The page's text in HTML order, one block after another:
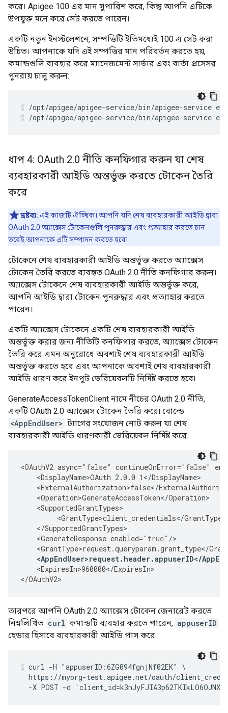
করে। Apigee 100 এর মান সুপারিশ করে, কিন্তু আপনি এটিকে
উপযুক্ত মনে করে সেট করতে পারেন।
একটি নতুন ইনস্টলেশনে, সম্পত্তিটি ইতিমধ্যেই 100 এ সেট করা
উচিত। আপনাকে যদি এই সম্পত্তির মান পরিবর্তন করতে হয়,
কমান্ডগুলি ব্যবহার করে ম্যানেজমেন্ট সার্ভার এবং বার্তা প্রসেসর
পুনরায় চালু করুন:
/opt/apigee/apigee-service/bin/apigee-service
ধাপ 4: OAuth 2.0 নীতি কনফিগার করুন যা শেষ
ব্যবহারকারী আইডি অন্তর্ভুক্ত করতে টোকেন তৈরি
করে
দ্রষ্টব্য: এই কাজটি ঐচ্ছিক। আপনি যদি শেষ ব্যবহারকারী আইডি দ্বারা
OAuth 2.0 অ্যাক্সেস টোকেনগুলি পুনরুদ্ধার এবং প্রত্যাহার করতে চান
তবেই আপনাকে এটি সম্পাদন করতে হবে৷
টোকেনে শেষ ব্যবহারকারী আইডি অন্তর্ভুক্ত করতে অ্যাক্সেস
টোকেন তৈরি করতে ব্যবহৃত OAuth 2.0 নীতি কনফিগার করুন।
অ্যাক্সেস টোকেনে শেষ ব্যবহারকারী আইডি অন্তর্ভুক্ত করে,
আপনি আইডি দ্বারা টোকেন পুনরুদ্ধার এবং প্রত্যাহার করতে
পারেন।
একটি অ্যাক্সেস টোকেনে একটি শেষ ব্যবহারকারী আইডি
অন্তর্ভুক্ত করার জন্য নীতিটি কনফিগার করতে, অ্যাক্সেস টোকেন
তৈরি করে এমন অনুরোধে অবশ্যই শেষ ব্যবহারকারী আইডি
অন্তর্ভুক্ত করতে হবে এবং আপনাকে অবশ্যই শেষ ব্যবহারকারী
আইডি ধারণ করে ইনপুট ভেরিয়েবলটি নির্দিষ্ট করতে হবে৷
GenerateAccessTokenClient নামে নীচের OAuth 2.0 নীতি,
একটি OAuth 2.0 অ্যাক্সেস টোকেন তৈরি করে৷ বোল্ডে
<AppEndUser> ট্যাগের সংযোজন নোট করুন যা শেষ
ব্যবহারকারী আইডি ধারণকারী ভেরিয়েবল নির্দিষ্ট করে:
<OAuthV2 async="false" continueOnError="false"
<DisplayName>OAuth 2.0.0 1 </DisplayName
<ExternalAuthorization>false</
<Operation>GenerateAccessToken</Operation
<SupportedGrantTypes
<GrantType>client_credentials</GrantType
</SupportedGrantTypes
<GenerateResponse enabled="true" /
<GrantType>request.queryparam .grant_type</
<AppEndUser>request. header.appuserID</
<ExpiresIn>960000</ExpiresIn>
</OAuthV2>
তারপরে আপনি OAuth 2.0 অ্যাক্সেস টোকেন জেনারেট করতে
নিম্নলিখিত curl কমান্ডটি ব্যবহার করতে পারেন, appuserID
হেডার হিসাবে ব্যবহারকারী আইডি পাস করে:
curl -H "appuserID:6ZG094fgnjNf02EK" \
https://myorg-test.apigee.net/oauth/
-X POST -d